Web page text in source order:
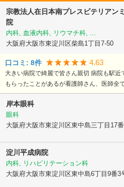
宗教法人在日本南プレスビテリアン
院
内科, 血液内科, リウマチ科, ...
大阪府大阪市東淀川区柴島1丁目7-50
口コミ: 8件 4.63
大きい病院で綺麗で皆さん親切 病院も駅
もらったことがあるが看護師さん、医師全て
岸本眼科
眼科
大阪府大阪市東淀川区東中島三丁目17
淀川平成病院
内科, リハビリテーション科
大阪府大阪市東淀川区東中島6丁目9番3